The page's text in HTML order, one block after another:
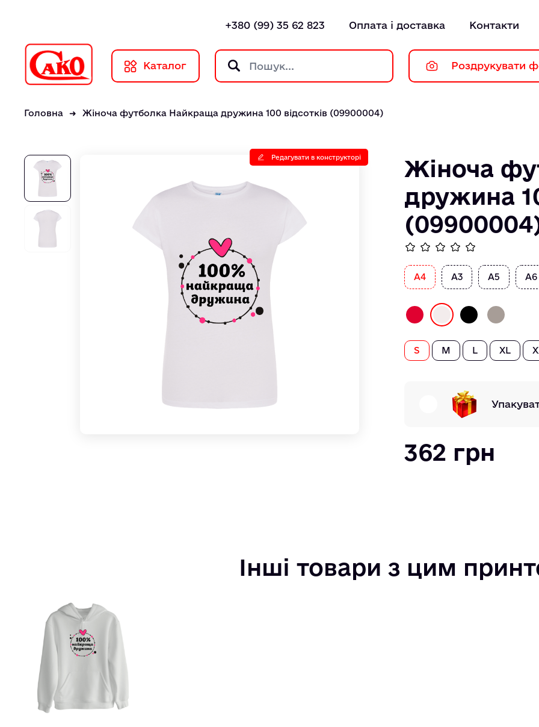
+380 (99) 35 62 823 Оплата і доставка Контакти
Каталог Роздрукувати
Головна Жіноча футболка Найкраща дружина 100 відсотків (09900004)
Редагувати в конструкторі
Жіноча
дружина
А4 А3 А5 А6
S M L XL
362 грн
Інші товари з цим